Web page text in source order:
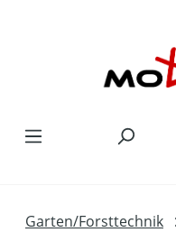
Garten/Forsttechnik